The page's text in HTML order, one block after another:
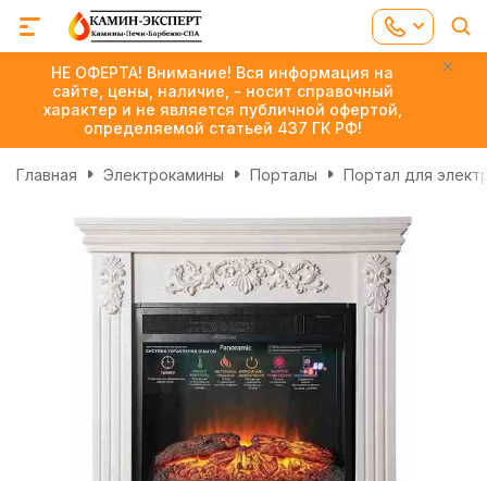
НЕ ОФЕРТА! Внимание! Вся информация на
сайте, цены, наличие, - носит справочный
характер и не является публичной офертой,
определяемой статьей 437 ГК РФ!
Главная Электрокамины Порталы Портал для